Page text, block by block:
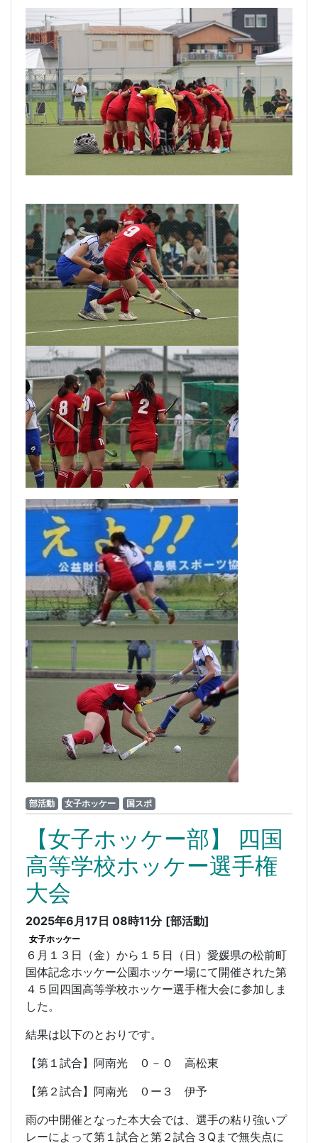
部活動 女子ホッケー 国スポ
【女子ホッケー部】 四国
高等学校ホッケー選手権
大会
2025年6月17日 08時11分 [部活動]
女子ホッケー
６月１３日（金）から１５日（日）愛媛県の松前町
国体記念ホッケー公園ホッケー場にて開催された第
４５回四国高等学校ホッケー選手権大会に参加しま
した。
結果は以下のとおりです。
【第１試合】阿南光 ０－０
高松東
【第２試合】阿南光 ０ー３
伊予
雨の中開催となった本大会では、選手の粘り強いプ
レーによって第１試合と第２試合３Qまで無失点に